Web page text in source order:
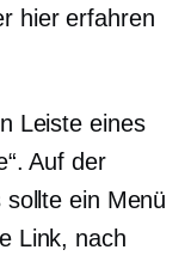
hier erfahren
Leiste eines
Auf der
ein Menü
Link, nach